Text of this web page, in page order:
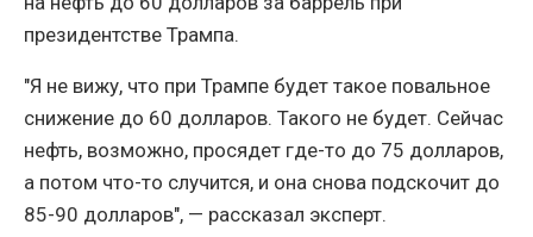
президентстве Трампа.
"Я не вижу, что при Трампе будет такое повальное
снижение до 60 долларов. Такого не будет. Сейчас
нефть, возможно, просядет где-то до 75 долларов,
а потом что-то случится, и она снова подскочит до
85-90 долларов", — рассказал эксперт.